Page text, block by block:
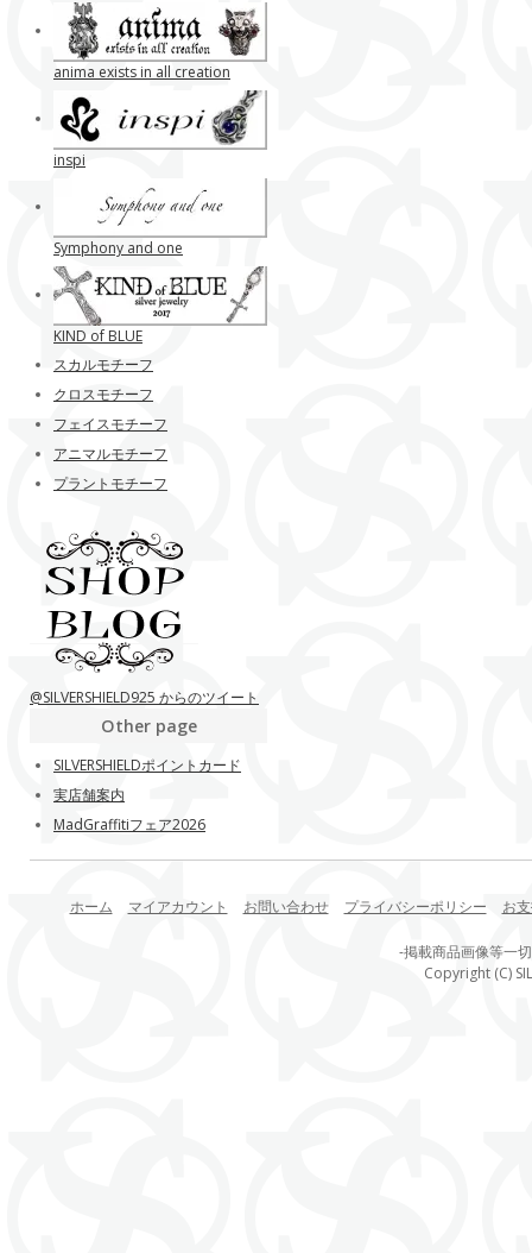
anima exists in all creation
inspi
Symphony and one
KIND of BLUE
スカルモチーフ
クロスモチーフ
フェイスモチーフ
アニマルモチーフ
プラントモチーフ
@SILVERSHIELD925 からのツイート
Other page
SILVERSHIELDポイントカード
実店舗案内
MadGraffitiフェア2026
ホーム マイアカウント お問い合わせ プライバシーポリシー お
-掲載商品画像等一
Copyright (C)